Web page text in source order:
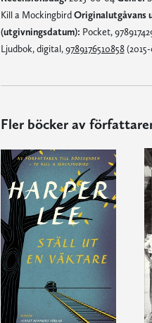
Kill a MockingbirdOriginalutgåvans
(utgivningsdatum): Pocket,
Ljudbok, digital,9789176510858(2015-
Fler böcker av